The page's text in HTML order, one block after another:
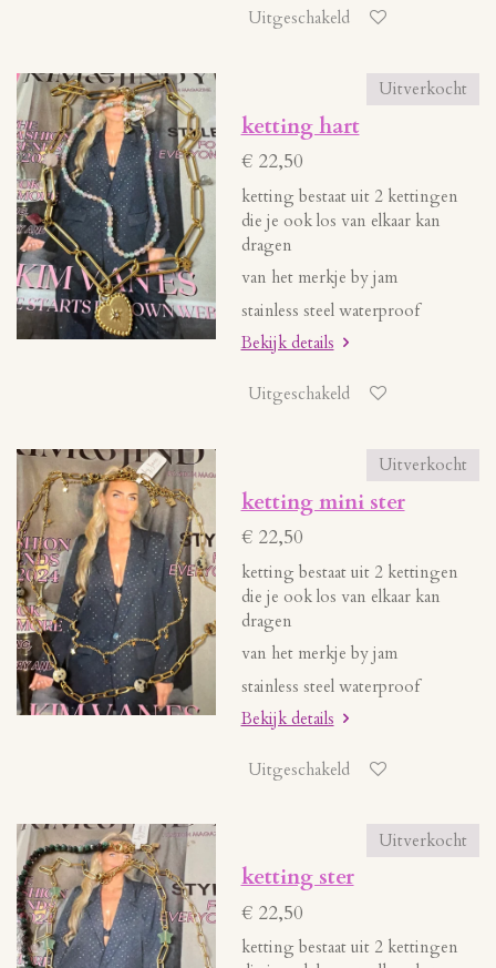
Uitgeschakeld
Uitverkocht
ketting hart
€ 22,50
ketting bestaat uit 2 kettingen
die je ook los van elkaar kan
dragen
van het merkje by jam
stainless steel waterproof
Bekijk details
Uitgeschakeld
Uitverkocht
ketting mini ster
€ 22,50
ketting bestaat uit 2 kettingen
die je ook los van elkaar kan
dragen
van het merkje by jam
stainless steel waterproof
Bekijk details
Uitgeschakeld
Uitverkocht
ketting ster
€ 22,50
ketting bestaat uit 2 kettingen